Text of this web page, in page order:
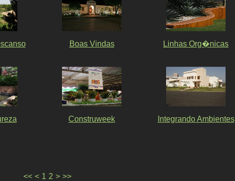
Boas Vindas Linhas Org�nicas
Construweek Integrando Ambientes
<< < 1 2 > >>